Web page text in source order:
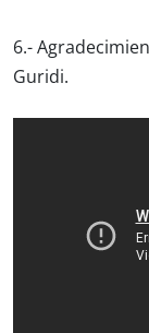
6.-
Guridi.